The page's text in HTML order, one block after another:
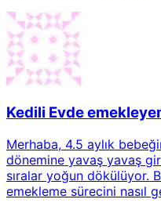
Kedili Evde
Merhaba, 4.5 aylık
dönemine yavaş yavaş
sıralar yoğun dökülüyor.
emekleme sürecini nasıl